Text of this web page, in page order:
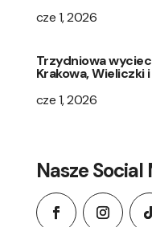
cze 1, 2026
Trzydniowa
Krakowa, Wieliczki
cze 1, 2026
Nasze Social